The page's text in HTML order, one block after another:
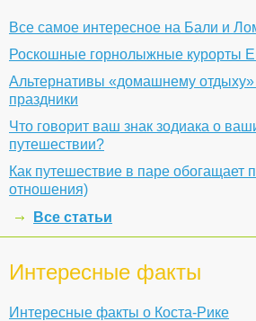
Все самое интересное на Бали и
Роскошные горнолыжные курорты
Альтернативы «домашнему
праздники
Что говорит ваш знак зодиака о
путешествии?
Как путешествие в паре обогащает
отношения)
Все статьи
Интересные факты
Интересные факты о Коста-Рике